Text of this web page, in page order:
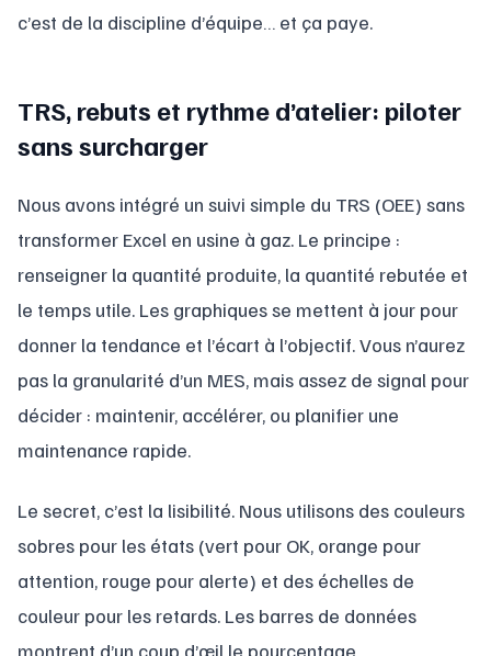
c’est de la discipline d’équipe… et ça paye.
TRS, rebuts et rythme d’atelier: piloter
sans surcharger
Nous avons intégré un suivi simple du TRS (OEE) sans
transformer Excel en usine à gaz. Le principe :
renseigner la quantité produite, la quantité rebutée et
le temps utile. Les graphiques se mettent à jour pour
donner la tendance et l’écart à l’objectif. Vous n’aurez
pas la granularité d’un MES, mais assez de signal pour
décider : maintenir, accélérer, ou planifier une
maintenance rapide.
Le secret, c’est la lisibilité. Nous utilisons des couleurs
sobres pour les états (vert pour OK, orange pour
attention, rouge pour alerte) et des échelles de
couleur pour les retards. Les barres de données
montrent d’un coup d’œil le pourcentage